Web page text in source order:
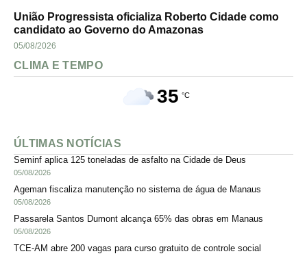
União Progressista oficializa Roberto Cidade como
candidato ao Governo do Amazonas
05/08/2026
CLIMA E TEMPO
35 °C
ÚLTIMAS NOTÍCIAS
Seminf aplica 125 toneladas de asfalto na Cidade de Deus
05/08/2026
Ageman fiscaliza manutenção no sistema de água de Manaus
05/08/2026
Passarela Santos Dumont alcança 65% das obras em Manaus
05/08/2026
TCE-AM abre 200 vagas para curso gratuito de controle social